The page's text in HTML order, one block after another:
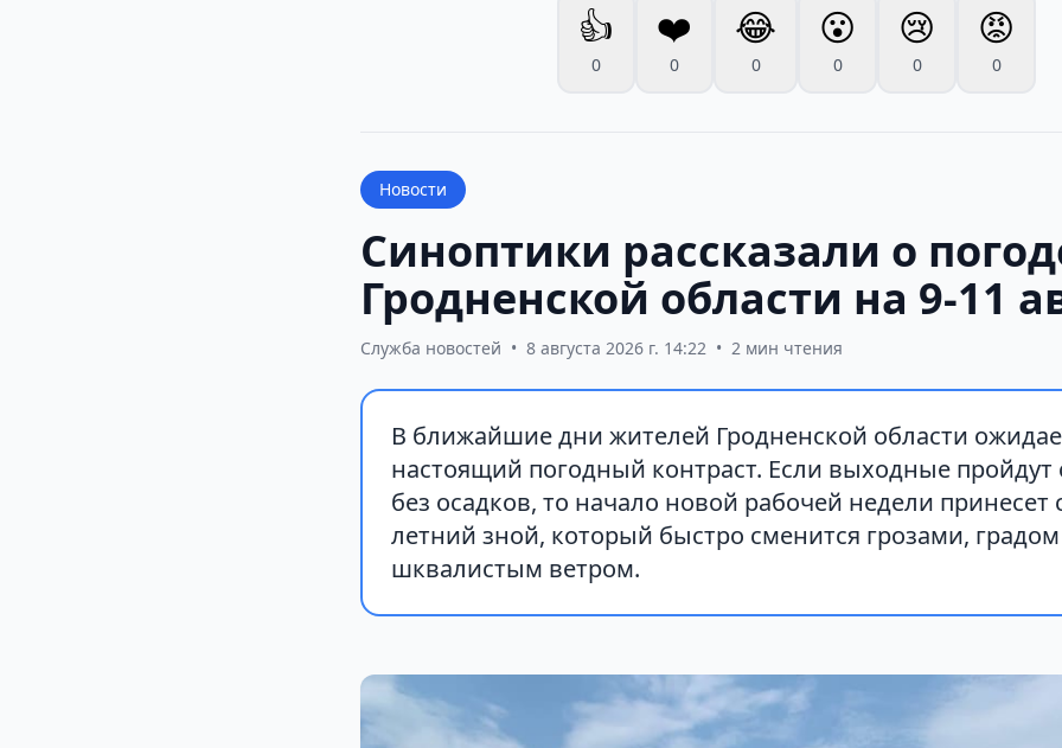
👍
0
❤️
0
😂
0
😮
0
😢
0
😡
0
Новости
Синоптики рассказали о
Гродненской области на 9-11
Служба новостей • 8 августа 2026 г. 14:22 • 2 мин чтения
В ближайшие дни жителей Гродненской области
настоящий погодный контраст. Если выходные пройдут
без осадков, то начало новой рабочей недели принесет
летний зной, который быстро сменится грозами,
шквалистым ветром.